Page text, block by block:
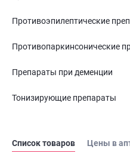
Противоэпилептические
Противопаркинсонические
Препараты при деменции
Тонизирующие препараты
Список товаров Цены в